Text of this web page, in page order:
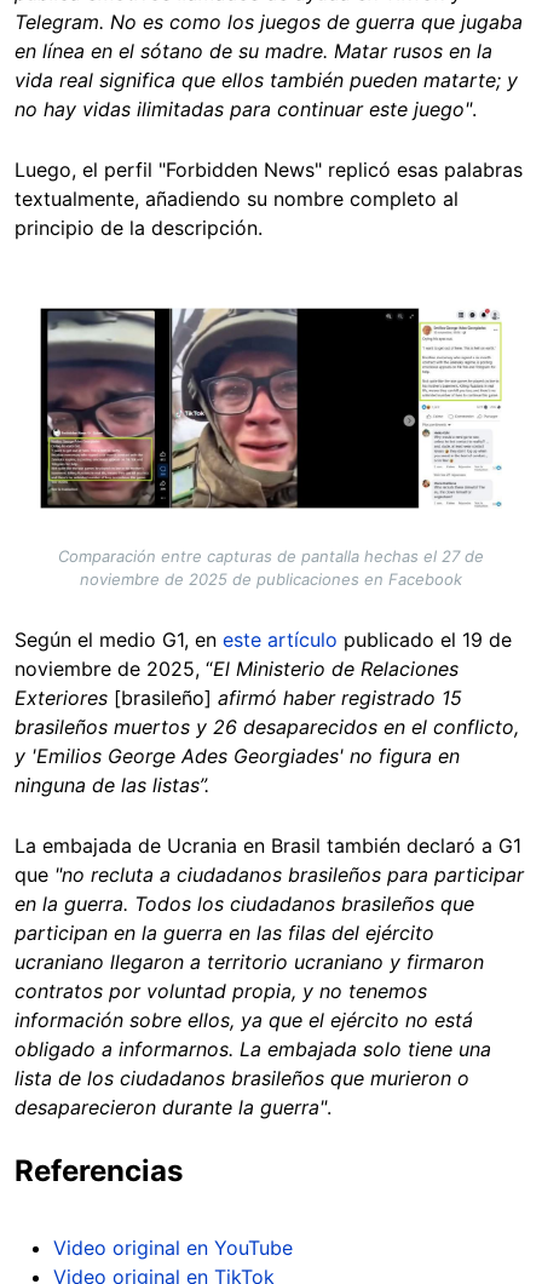
Telegram. No es como los juegos de guerra que jugaba
en línea en el sótano de su madre. Matar rusos en la
vida real significa que ellos también pueden matarte; y
no hay vidas ilimitadas para continuar este juego".
Luego, el perfil "Forbidden News" replicó esas palabras
textualmente, añadiendo su nombre completo al
principio de la descripción.
Image
Comparación entre capturas de pantalla hechas el 27 de
noviembre de 2025 de publicaciones en Facebook
Según el medio G1, en este artículo publicado el 19 de
noviembre de 2025, “El Ministerio de Relaciones
Exteriores [brasileño] afirmó haber registrado 15
brasileños muertos y 26 desaparecidos en el conflicto,
y 'Emilios George Ades Georgiades' no figura en
ninguna de las listas”.
La embajada de Ucrania en Brasil también declaró a G1
que "no recluta a ciudadanos brasileños para participar
en la guerra. Todos los ciudadanos brasileños que
participan en la guerra en las filas del ejército
ucraniano llegaron a territorio ucraniano y firmaron
contratos por voluntad propia, y no tenemos
información sobre ellos, ya que el ejército no está
obligado a informarnos. La embajada solo tiene una
lista de los ciudadanos brasileños que murieron o
desaparecieron durante la guerra".
Referencias
Video original en YouTube
Video original en TikTok